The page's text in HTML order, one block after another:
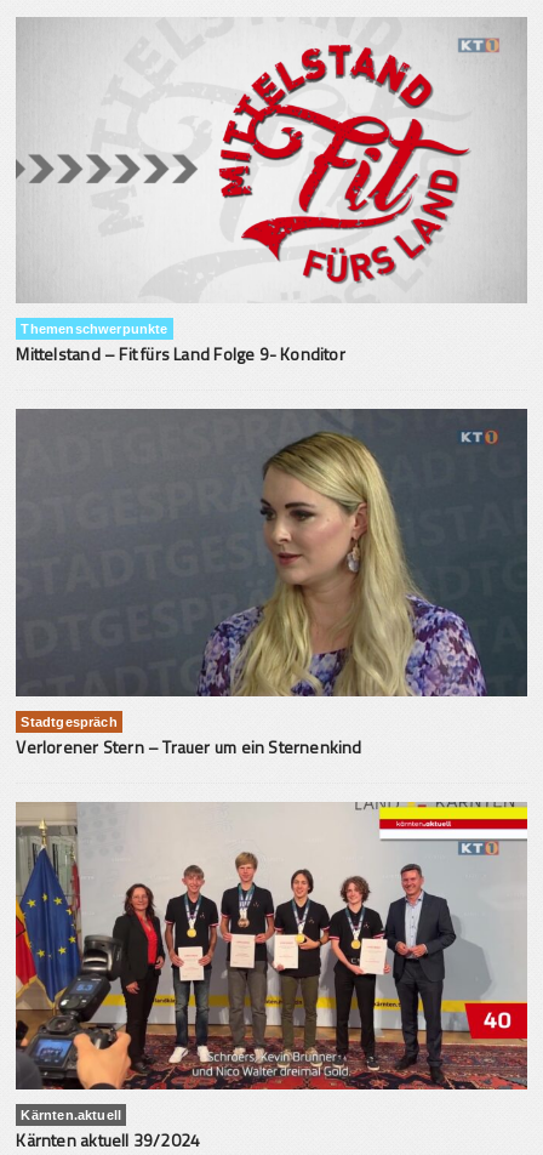
Themenschwerpunkte
Mittelstand – Fit fürs Land Folge 9- Konditor
Stadtgespräch
Verlorener Stern – Trauer um ein Sternenkind
Kärnten.aktuell
Kärnten aktuell 39/2024